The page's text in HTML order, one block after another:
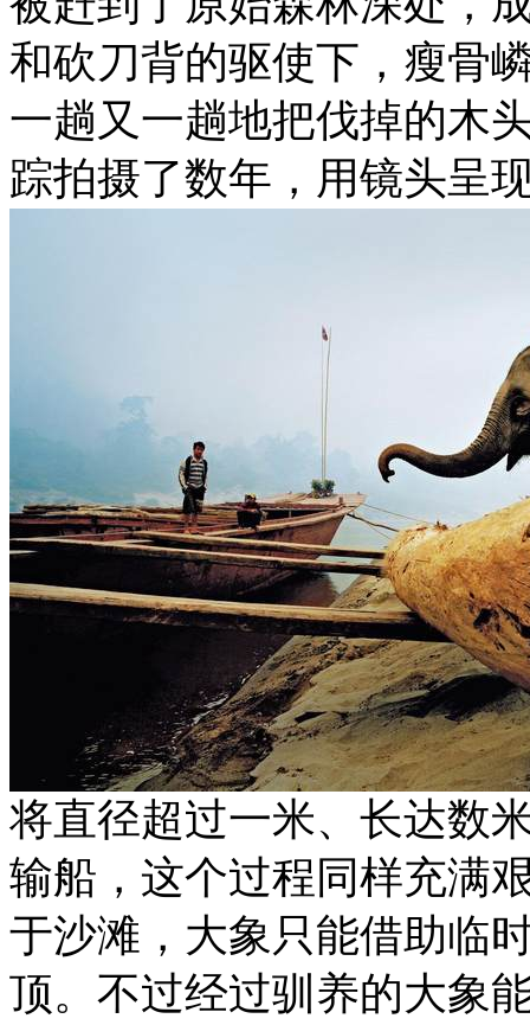
和砍刀背的驱使下，瘦骨
一趟又一趟地把伐掉的木
踪拍摄了数年，用镜头呈
将直径超过一米、长达数
输船，这个过程同样充满
于沙滩，大象只能借助临
顶。不过经过驯养的大象